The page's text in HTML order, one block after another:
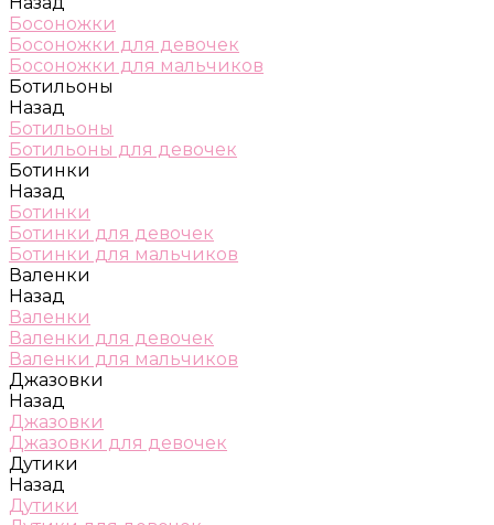
Босоножки
Босоножки для девочек
Босоножки для мальчиков
Ботильоны
Назад
Ботильоны
Ботильоны для девочек
Ботинки
Назад
Ботинки
Ботинки для девочек
Ботинки для мальчиков
Валенки
Назад
Валенки
Валенки для девочек
Валенки для мальчиков
Джазовки
Назад
Джазовки
Джазовки для девочек
Дутики
Назад
Дутики